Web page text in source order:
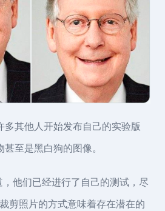
多其他人开始发布自己的实验版
至是黑白狗的图像。
，他们已经进行了自己的测试，尽
剪照片的方式意味着存在潜在的